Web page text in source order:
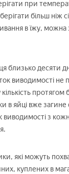
при
більш ніж
в їжу, можна
близько десяти
виводимості
протягом
в яйці вже
виводимості з
які можуть
куплених в